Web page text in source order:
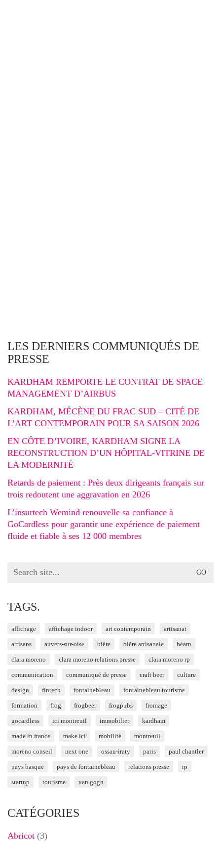
LES DERNIERS COMMUNIQUÉS DE
PRESSE
KARDHAM REMPORTE LE CONTRAT DE SPACE
MANAGEMENT D’AIRBUS
KARDHAM, MÉCÈNE DU FRAC SUD – CITÉ DE
L’ART CONTEMPORAIN POUR SA SAISON 2026
EN CÔTE D’IVOIRE, KARDHAM SIGNE LA
RECONSTRUCTION D’UN HÔPITAL-VITRINE DE
LA MODERNITÉ
Retards de paiement : Près deux dirigeants français sur
trois redoutent une aggravation en 2026
L’insurtech Wemind renouvelle sa confiance à
GoCardless pour garantir une expérience de paiement
fluide et fiable à ses 12 000 membres
Search
TAGS.
affichage affichage indoor art contemporain artisanat
artisans auvers-sur-oise bière bière artisanale béarn
clara moreno clara moreno relations presse clara moreno rp
communication communiqué de presse craft beer culture
design fintech fontainebleau fontainebleau tourisme
formation frog frogbeer frogpubs fromage
gocardless ici montreuil immobilier kardham
made in france make ici mobilité montreuil
moreno conseil next one ossau-iraty paris paul chantler
pays basque pays de fontainebleau relations presse rp
startup tourisme van gogh
CATÉGORIES
Abricot (3)